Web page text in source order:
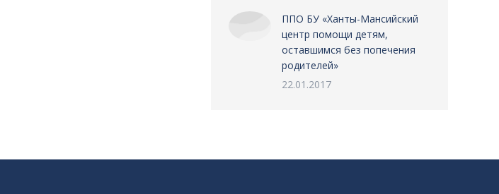
ППО БУ «Ханты-Мансийский
центр помощи детям,
оставшимся без попечения
родителей»
22.01.2017